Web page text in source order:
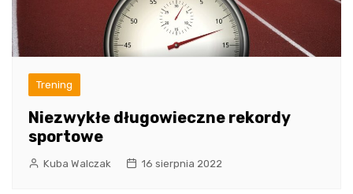
Trening
Niezwykłe długowieczne rekordy
sportowe
Kuba Walczak 16 sierpnia 2022